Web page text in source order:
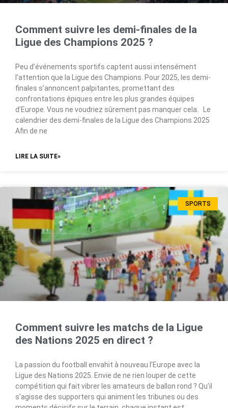
Comment suivre les demi-finales de la
Ligue des Champions 2025 ?
Peu d’événements sportifs captent aussi intensément
l’attention que la Ligue des Champions. Pour 2025, les demi-
finales s’annoncent palpitantes, promettant des
confrontations épiques entre les plus grandes équipes
d’Europe. Vous ne voudriez sûrement pas manquer cela. Le
calendrier des demi-finales de la Ligue des Champions 2025
Afin de ne
LIRE LA SUITE»
SPORTS
Comment suivre les matchs de la Ligue
des Nations 2025 en direct ?
La passion du football envahit à nouveau l’Europe avec la
Ligue des Nations 2025. Envie de ne rien louper de cette
compétition qui fait vibrer les amateurs de ballon rond ? Qu’il
s’agisse des supporters qui animent les tribunes ou des